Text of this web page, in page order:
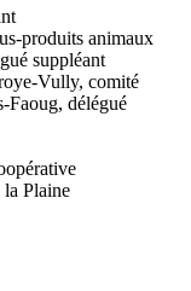
produits animaux
suppléant
Vully, comité
Faoug, délégué
la Plaine